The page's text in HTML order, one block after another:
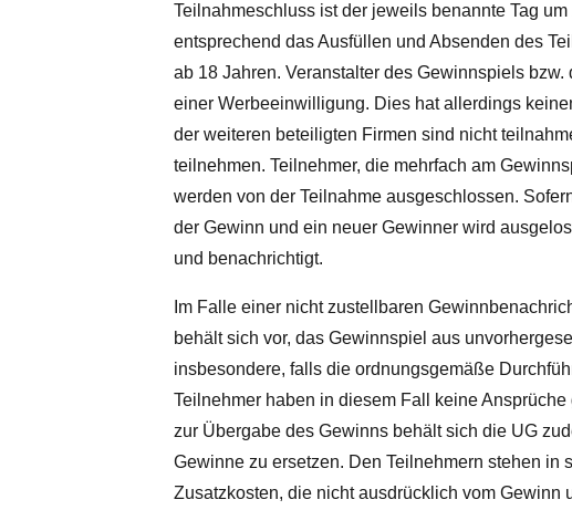
Teilnahmeschluss ist der jeweils benannte Tag
entsprechend das Ausfüllen und Absenden des
ab 18 Jahren. Veranstalter des Gewinnspiels bzw.
einer Werbeeinwilligung. Dies hat allerdings
der weiteren beteiligten Firmen sind nicht
teilnehmen. Teilnehmer, die mehrfach am
werden von der Teilnahme ausgeschlossen.
der Gewinn und ein neuer Gewinner wird
und benachrichtigt.
Im Falle einer nicht zustellbaren
behält sich vor, das Gewinnspiel aus
insbesondere, falls die ordnungsgemäße
Teilnehmer haben in diesem Fall keine
zur Übergabe des Gewinns behält sich die UG
Gewinne zu ersetzen. Den Teilnehmern stehen
Zusatzkosten, die nicht ausdrücklich vom Gewinn